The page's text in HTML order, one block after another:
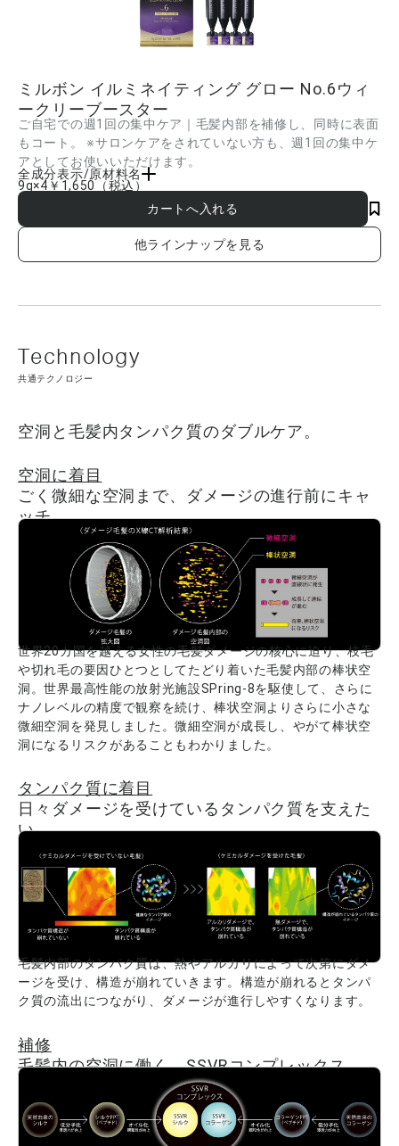
ミルボン イルミネイティング グロー No.6ウィ
ークリーブースター
ご自宅での週1回の集中ケア｜毛髪内部を補修し、同時に表面
もコート。 ※サロンケアをされていない方も、週1回の集中ケ
アとしてお使いいただけます。
全成分表示/原材料名
水、ジメチコン、セタノール、アモジメチコン、ステアルトリモニウムクロリド、ス
テアリルアルコール、シア脂、トレハロース、イソステアロイル加水分解コラーゲ
ン、イソステアロイル加水分解シルク、ミリスチン酸オクチルドデシル、加水分解シ
ルク、スクレロカリアビレア種子油、コレステロール、加水分解ケラチン(羊毛)、クオ
タニウム-18、クオタニウム-33、イソステアリン酸、BG、テトラオレイン酸ソルベ
をご覧ください。
9g×4 ￥1,650 （税込）
他ラインナップを見る
共通テクノロジー
空洞と毛髪内タンパク質のダブルケア。
空洞に着目
ごく微細な空洞まで、ダメージの進行前にキャ
ッチ
世界20カ国を越える女性の毛髪ダメージの核心に迫り、枝毛
や切れ毛の要因ひとつとしてたどり着いた毛髪内部の棒状空
洞。世界最高性能の放射光施設SPring-8を駆使して、さらに
ナノレベルの精度で観察を続け、棒状空洞よりさらに小さな
微細空洞を発見しました。微細空洞が成長し、やがて棒状空
洞になるリスクがあることもわかりました。
タンパク質に着目
日々ダメージを受けているタンパク質を支えた
い。
毛髪内部のタンパク質は、熱やアルカリによって次第にダメ
ージを受け、構造が崩れていきます。構造が崩れるとタンパ
ク質の流出につながり、ダメージが進行しやすくなります。
補修
毛髪内の空洞に働く、SSVRコンプレックス。